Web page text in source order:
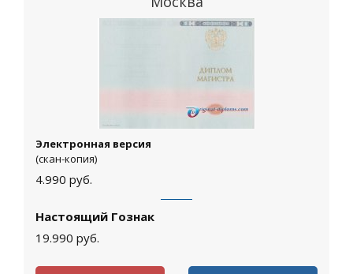
Электронная версия
(скан-копия)
4.990 руб.
Настоящий Гознак
19.990 руб.